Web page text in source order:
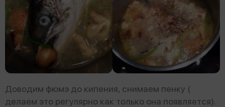
Доводим фюмэ до кипения, снимаем пенку (
делаем это регулярно как только она появляется).